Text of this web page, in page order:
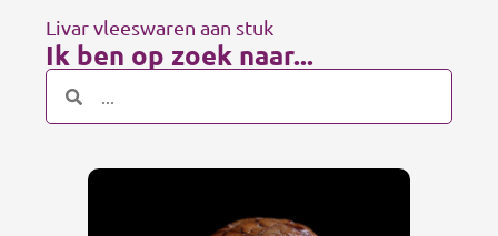
Livar vleeswaren aan stuk
Ik ben op zoek naar...